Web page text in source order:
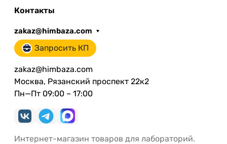
Контакты
zakaz@himbaza.com
Запросить КП
zakaz@himbaza.com
Москва, Рязанский проспект 22к2
Пн—Пт 09:00 – 17:00
Интернет-магазин товаров для лабораторий.